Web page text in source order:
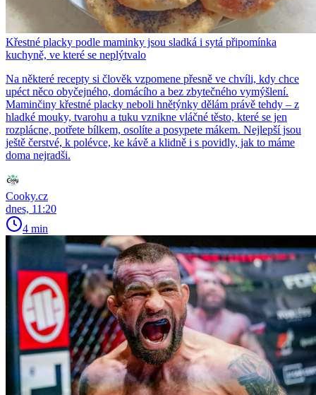
Křestné placky podle maminky jsou sladká i sytá připomínka
kuchyně, ve které se neplýtvalo
Na některé recepty si člověk vzpomene přesně ve chvíli, kdy chce
upéct něco obyčejného, domácího a bez zbytečného vymýšlení.
Maminčiny křestné placky neboli hnětýnky dělám právě tehdy – z
hladké mouky, tvarohu a tuku vznikne vláčné těsto, které se jen
rozplácne, potřete bílkem, osolíte a posypete mákem. Nejlepší jsou
ještě čerstvé, k polévce, ke kávě a klidně i s povidly, jak to máme
doma nejradši.
Cooky.cz
dnes, 11:20
4 min